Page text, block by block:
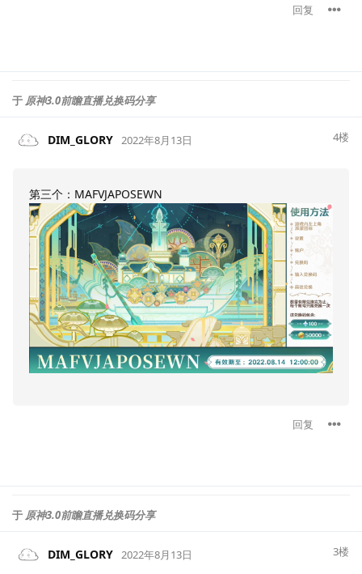
回复
于 原神3.0前瞻直播兑换码分享
DIM_GLORY 2022年8月13日 4楼
第三个：MAFVJAPOSEWN
回复
于 原神3.0前瞻直播兑换码分享
DIM_GLORY 2022年8月13日 3楼